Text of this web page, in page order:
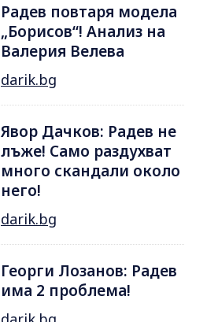
Радев повтаря модела
„Борисов“! Анализ на
Валерия Велева
darik.bg
Явор Дачков: Радев не
лъже! Само раздухват
много скандали около
него!
darik.bg
Георги Лозанов: Радев
има 2 проблема!